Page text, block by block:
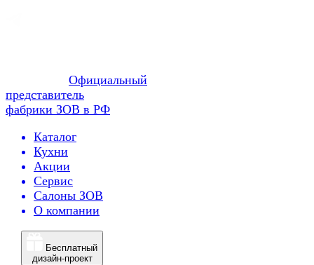
Официальный
представитель
фабрики ЗОВ в РФ
Каталог
Кухни
Акции
Сервис
Салоны ЗОВ
О компании
Бесплатный
дизайн-проект